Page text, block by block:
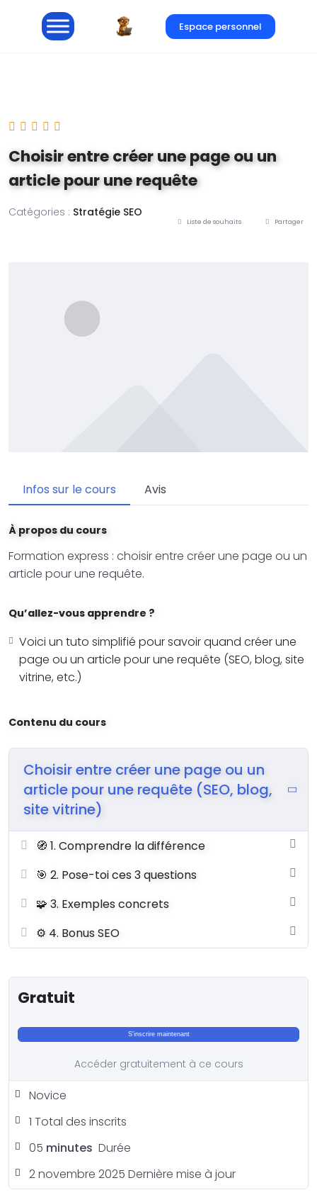
Espace personnel
Choisir entre créer une page ou un
article pour une requête
Catégories : Stratégie SEO
Liste de souhaits Partager
Infos sur le cours Avis
À propos du cours
Formation express : choisir entre créer une page ou un
article pour une requête.
Qu’allez-vous apprendre ?
Voici un tuto simplifié pour savoir quand créer une
page ou un article pour une requête (SEO, blog, site
vitrine, etc.)
Contenu du cours
Choisir entre créer une page ou un
article pour une requête (SEO, blog,
site vitrine)
🧭 1. Comprendre la différence
🎯 2. Pose-toi ces 3 questions
🧩 3. Exemples concrets
⚙️ 4. Bonus SEO
Gratuit
S'inscrire maintenant
Accéder gratuitement à ce cours
Novice
1 Total des inscrits
05 minutes Durée
2 novembre 2025 Dernière mise à jour